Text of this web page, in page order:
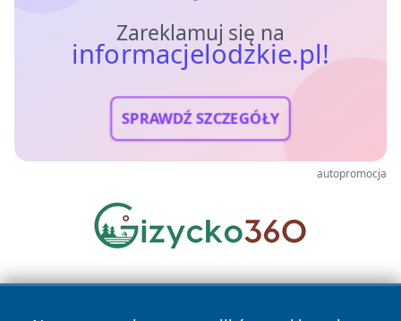
Zareklamuj się na
informacjelodzkie.pl!
SPRAWDŹ SZCZEGÓŁY
autopromocja